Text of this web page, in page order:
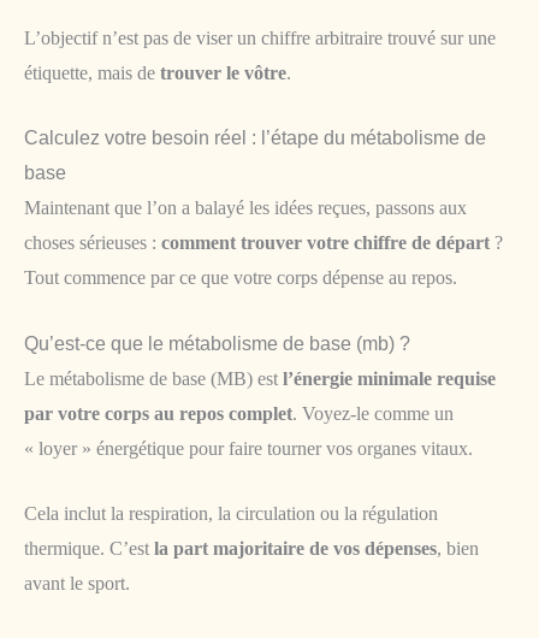
L’objectif n’est pas de viser un chiffre arbitraire trouvé sur une
étiquette, mais de trouver le vôtre.
Calculez votre besoin réel : l’étape du métabolisme de
base
Maintenant que l’on a balayé les idées reçues, passons aux
choses sérieuses : comment trouver votre chiffre de départ ?
Tout commence par ce que votre corps dépense au repos.
Qu’est-ce que le métabolisme de base (mb) ?
Le métabolisme de base (MB) est l’énergie minimale requise
par votre corps au repos complet. Voyez-le comme un
« loyer » énergétique pour faire tourner vos organes vitaux.
Cela inclut la respiration, la circulation ou la régulation
thermique. C’estla part majoritaire de vos dépenses, bien
avant le sport.